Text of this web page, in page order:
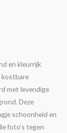
en kleurrijk
kostbare
met levendige
Deze
schoonheid en
foto’s tegen